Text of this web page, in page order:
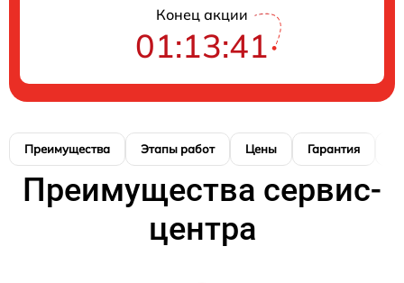
Конец акции
01:13:40
Преимущества Этапы работ Цены Гарантия
Преимущества сервис-
центра